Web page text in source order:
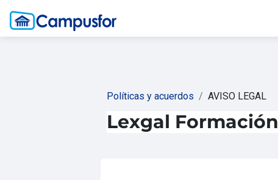
Políticas y acuerdos AVISO LEGAL
Lexgal Formación